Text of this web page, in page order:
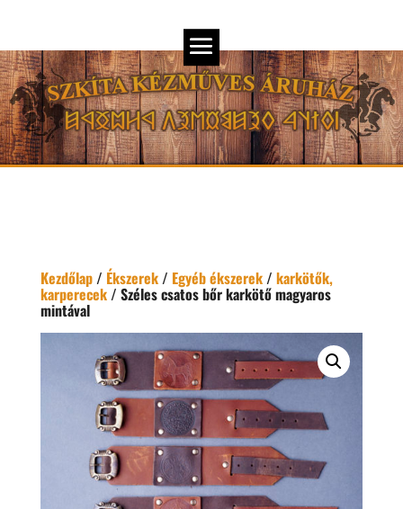
Kezdőlap/ Ékszerek/ Egyéb ékszerek/ karkötők,
karperecek/ Széles csatos bőr karkötő magyaros
mintával